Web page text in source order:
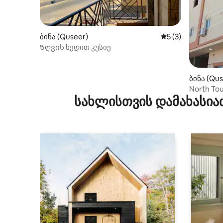
ბინა (Quseer) საშუალო
5 (3)
Ზღვის ხედით კუსიე
ბინა
North
სახლისთვის